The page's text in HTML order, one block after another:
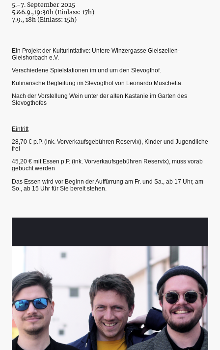
5.-7. September 2025
5.&6.9.,19:30h (Einlass: 17h)
7.9., 18h (Einlass: 15h)
Ein Projekt der Kulturintiative: Untere Winzergasse Gleiszellen-
Gleishorbach e.V.
Verschiedene Spielstationen im und um den Slevogthof.
Kulinarische Begleitung im Slevogthof von Leonardo Muschetta.
Nach der Vorstellung Wein unter der alten Kastanie im Garten des
Slevogthofes
Eintritt
28,70 € p.P. (ink. Vorverkaufsgebühren Reservix), Kinder und Jugendliche
frei
45,20 € mit Essen p.P. (ink. Vorverkaufsgebühren Reservix), muss vorab
gebucht werden
Das Essen wird vor Beginn der Auffürrung am Fr. und Sa., ab 17 Uhr, am
So., ab 15 Uhr für Sie bereit stehen.